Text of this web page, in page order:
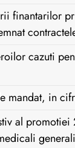
finantarilor
cazuti
mandat, in
al promotiei